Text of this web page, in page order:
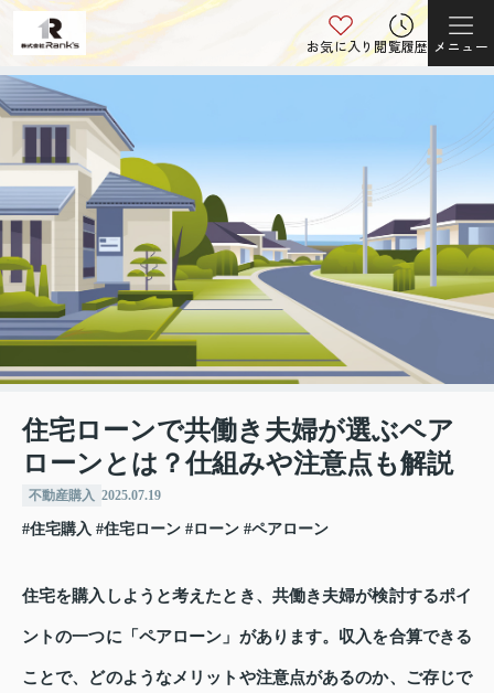
お気に入り閲覧履歴 メニュー
住宅ローンで共働き夫婦が選ぶペア
ローンとは？仕組みや注意点も解説
不動産購入 2025.07.19
#住宅購入 #住宅ローン #ローン #ペアローン
住宅を購入しようと考えたとき、共働き夫婦が検討するポイ
ントの一つに「ペアローン」があります。収入を合算できる
ことで、どのようなメリットや注意点があるのか、ご存じで